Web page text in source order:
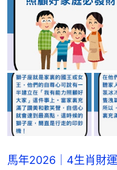
馬年2026｜4生肖財